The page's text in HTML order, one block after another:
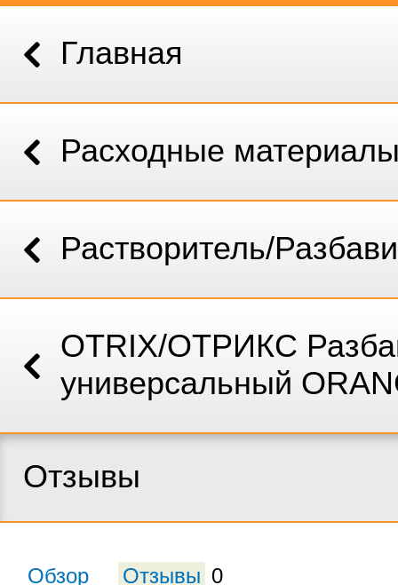
Главная
Расходные
Растворитель/
OTRIX/ОТРИКС
универсальный
Отзывы
Обзор Отзывы 0